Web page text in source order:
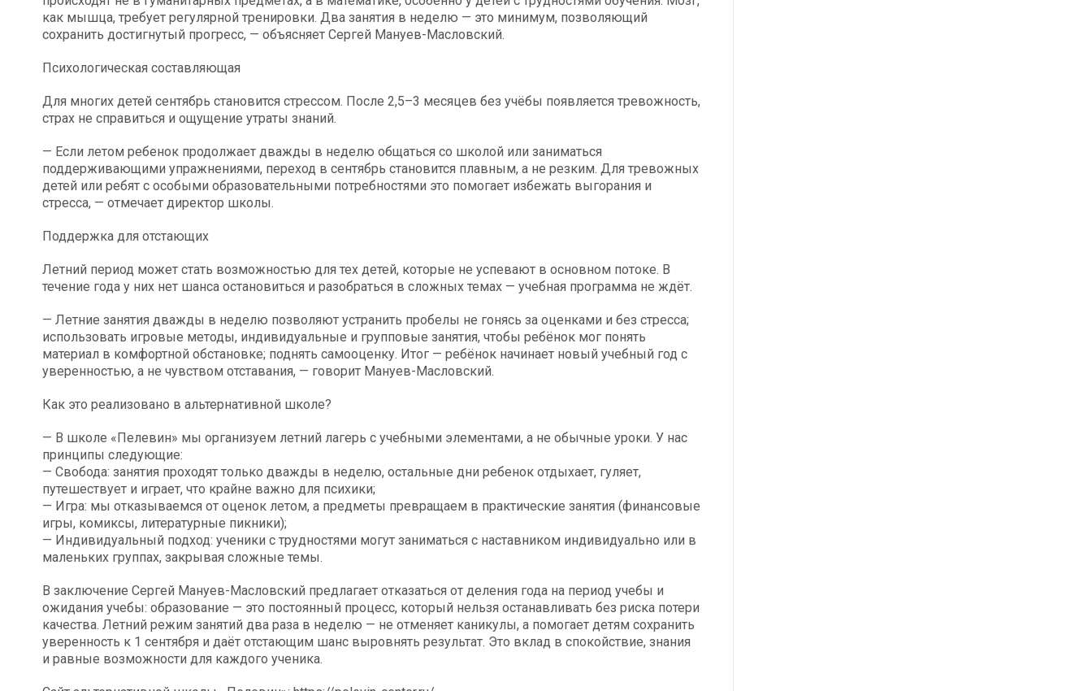
как мышца, требует регулярной тренировки. Два занятия в неделю — это минимум, позволяющий
сохранить достигнутый прогресс, — объясняет Сергей Мануев-Масловский.
Психологическая составляющая
Для многих детей сентябрь становится стрессом. После 2,5–3 месяцев без учёбы появляется тревожность,
страх не справиться и ощущение утраты знаний.
— Если летом ребенок продолжает дважды в неделю общаться со школой или заниматься
поддерживающими упражнениями, переход в сентябрь становится плавным, а не резким. Для тревожных
детей или ребят с особыми образовательными потребностями это помогает избежать выгорания и
стресса, — отмечает директор школы.
Поддержка для отстающих
Летний период может стать возможностью для тех детей, которые не успевают в основном потоке. В
течение года у них нет шанса остановиться и разобраться в сложных темах — учебная программа не ждёт.
— Летние занятия дважды в неделю позволяют устранить пробелы не гонясь за оценками и без стресса;
использовать игровые методы, индивидуальные и групповые занятия, чтобы ребёнок мог понять
материал в комфортной обстановке; поднять самооценку. Итог — ребёнок начинает новый учебный год с
уверенностью, а не чувством отставания, — говорит Мануев-Масловский.
Как это реализовано в альтернативной школе?
— В школе «Пелевин» мы организуем летний лагерь с учебными элементами, а не обычные уроки. У нас
принципы следующие:
— Свобода: занятия проходят только дважды в неделю, остальные дни ребенок отдыхает, гуляет,
путешествует и играет, что крайне важно для психики;
— Игра: мы отказываемся от оценок летом, а предметы превращаем в практические занятия (финансовые
игры, комиксы, литературные пикники);
— Индивидуальный подход: ученики с трудностями могут заниматься с наставником индивидуально или в
маленьких группах, закрывая сложные темы.
В заключение Сергей Мануев-Масловский предлагает отказаться от деления года на период учебы и
ожидания учебы: образование — это постоянный процесс, который нельзя останавливать без риска потери
качества. Летний режим занятий два раза в неделю — не отменяет каникулы, а помогает детям сохранить
уверенность к 1 сентября и даёт отстающим шанс выровнять результат. Это вклад в спокойствие, знания
и равные возможности для каждого ученика.